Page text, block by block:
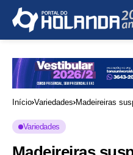
Início Variedades Madeireiras
Variedades